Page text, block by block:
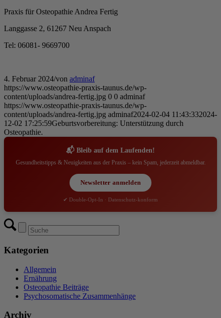
Praxis für Osteopathie Andrea Fertig
Langgasse 2, 61267 Neu Anspach
Tel: 06081- 9669700
4. Februar 2024/von adminaf
https://www.osteopathie-praxis-taunus.de/wp-
content/uploads/andrea-fertig.jpg 0 0 adminaf
https://www.osteopathie-praxis-taunus.de/wp-
content/uploads/andrea-fertig.jpg adminaf2024-02-04 11:43:332024-
12-02 17:25:59Geburtsvorbereitung: Unterstützung durch
Osteopathie.
📬 Bleib auf dem Laufenden!
Gesundheitstipps & Neuigkeiten aus der Praxis – kein Spam, jederzeit abmeldbar.
Newsletter anmelden
✔ Double-Opt-In · Datenschutz-konform
Kategorien
Allgemein
Ernährung
Osteopathie Beiträge
Psychosomatische Zusammenhänge
Archiv